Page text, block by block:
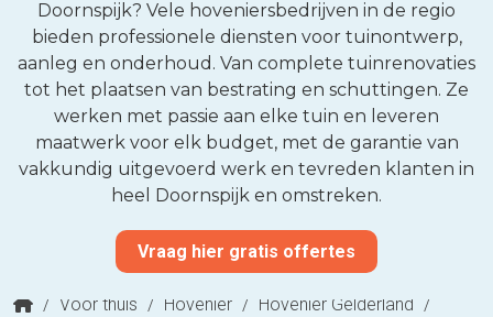
Doornspijk? Vele hoveniersbedrijven in de regio
bieden professionele diensten voor tuinontwerp,
aanleg en onderhoud. Van complete tuinrenovaties
tot het plaatsen van bestrating en schuttingen. Ze
werken met passie aan elke tuin en leveren
maatwerk voor elk budget, met de garantie van
vakkundig uitgevoerd werk en tevreden klanten in
heel Doornspijk en omstreken.
Vraag hier gratis offertes
/ Voor thuis / Hovenier / Hovenier Gelderland /